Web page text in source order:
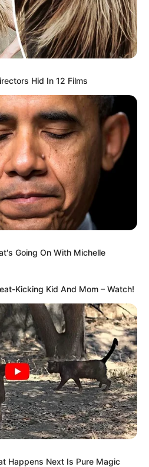
Hid In 12 Films
Going On With Michelle
Kicking Kid And Mom – Watch!
Happens Next Is Pure Magic